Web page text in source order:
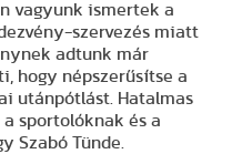
vagyunk ismertek a
szervezés miatt
adtunk már
hogy népszerűsítse a
utánpótlást. Hatalmas
sportolóknak és a
Szabó Tünde.